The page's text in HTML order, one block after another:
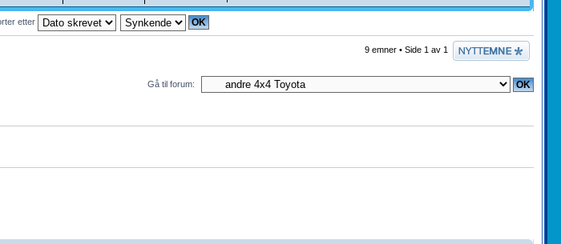
etter
Legg inn et nytt
emne
9 emner • Side 1 av 1
Gå til forum: